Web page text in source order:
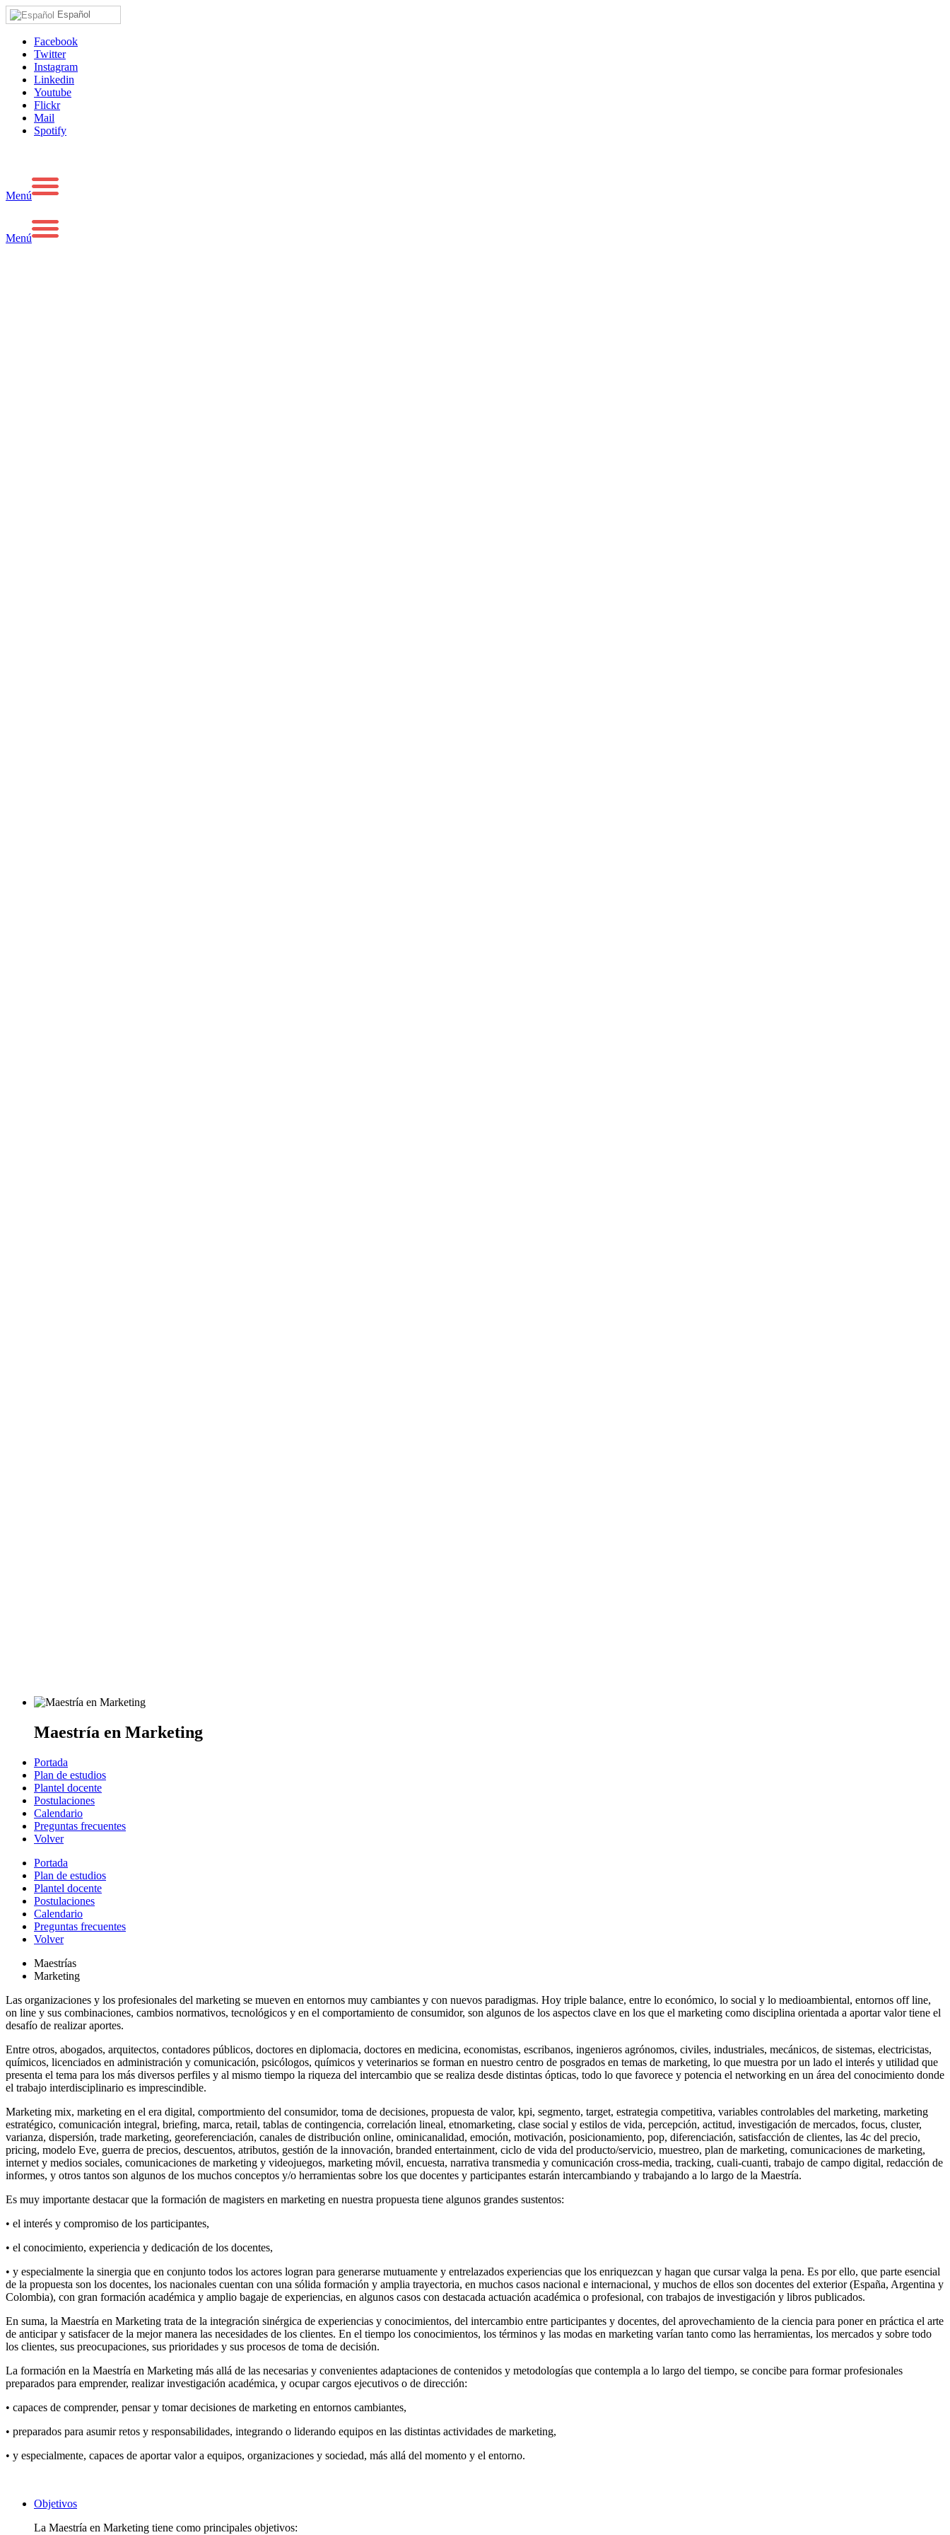
Español
Facebook
Twitter
Instagram
Linkedin
Youtube
Flickr
Mail
Spotify
Menú
Menú
Maestría en Marketing
Portada
Plan de estudios
Plantel docente
Postulaciones
Calendario
Preguntas frecuentes
Volver
Portada
Plan de estudios
Plantel docente
Postulaciones
Calendario
Preguntas frecuentes
Volver
Maestrías
Marketing
Las organizaciones y los profesionales del marketing se mueven en entornos muy cambiantes y con nuevos paradigmas. Hoy triple balance, entre lo económico, lo social y lo medioambiental, entornos off line,
on line y sus combinaciones, cambios normativos, tecnológicos y en el comportamiento de consumidor, son algunos de los aspectos clave en los que el marketing como disciplina orientada a aportar valor tiene el
desafío de realizar aportes.
Entre otros, abogados, arquitectos, contadores públicos, doctores en diplomacia, doctores en medicina, economistas, escribanos, ingenieros agrónomos, civiles, industriales, mecánicos, de sistemas, electricistas,
químicos, licenciados en administración y comunicación, psicólogos, químicos y veterinarios se forman en nuestro centro de posgrados en temas de marketing, lo que muestra por un lado el interés y utilidad que
presenta el tema para los más diversos perfiles y al mismo tiempo la riqueza del intercambio que se realiza desde distintas ópticas, todo lo que favorece y potencia el networking en un área del conocimiento donde
el trabajo interdisciplinario es imprescindible.
Marketing mix, marketing en el era digital, comportmiento del consumidor, toma de decisiones, propuesta de valor, kpi, segmento, target, estrategia competitiva, variables controlables del marketing, marketing
estratégico, comunicación integral, briefing, marca, retail, tablas de contingencia, correlación lineal, etnomarketing, clase social y estilos de vida, percepción, actitud, investigación de mercados, focus, cluster,
varianza, dispersión, trade marketing, georeferenciación, canales de distribución online, ominicanalidad, emoción, motivación, posicionamiento, pop, diferenciación, satisfacción de clientes, las 4c del precio,
pricing, modelo Eve, guerra de precios, descuentos, atributos, gestión de la innovación, branded entertainment, ciclo de vida del producto/servicio, muestreo, plan de marketing, comunicaciones de marketing,
internet y medios sociales, comunicaciones de marketing y videojuegos, marketing móvil, encuesta, narrativa transmedia y comunicación cross-media, tracking, cuali-cuanti, trabajo de campo digital, redacción de
informes, y otros tantos son algunos de los muchos conceptos y/o herramientas sobre los que docentes y participantes estarán intercambiando y trabajando a lo largo de la Maestría.
Es muy importante destacar que la formación de magisters en marketing en nuestra propuesta tiene algunos grandes sustentos:
• el interés y compromiso de los participantes,
• el conocimiento, experiencia y dedicación de los docentes,
• y especialmente la sinergia que en conjunto todos los actores logran para generarse mutuamente y entrelazados experiencias que los enriquezcan y hagan que cursar valga la pena. Es por ello, que parte esencial
de la propuesta son los docentes, los nacionales cuentan con una sólida formación y amplia trayectoria, en muchos casos nacional e internacional, y muchos de ellos son docentes del exterior (España, Argentina y
Colombia), con gran formación académica y amplio bagaje de experiencias, en algunos casos con destacada actuación académica o profesional, con trabajos de investigación y libros publicados.
En suma, la Maestría en Marketing trata de la integración sinérgica de experiencias y conocimientos, del intercambio entre participantes y docentes, del aprovechamiento de la ciencia para poner en práctica el arte
de anticipar y satisfacer de la mejor manera las necesidades de los clientes. En el tiempo los conocimientos, los términos y las modas en marketing varían tanto como las herramientas, los mercados y sobre todo
los clientes, sus preocupaciones, sus prioridades y sus procesos de toma de decisión.
La formación en la Maestría en Marketing más allá de las necesarias y convenientes adaptaciones de contenidos y metodologías que contempla a lo largo del tiempo, se concibe para formar profesionales
preparados para emprender, realizar investigación académica, y ocupar cargos ejecutivos o de dirección:
• capaces de comprender, pensar y tomar decisiones de marketing en entornos cambiantes,
• preparados para asumir retos y responsabilidades, integrando o liderando equipos en las distintas actividades de marketing,
• y especialmente, capaces de aportar valor a equipos, organizaciones y sociedad, más allá del momento y el entorno.
Objetivos
La Maestría en Marketing tiene como principales objetivos: